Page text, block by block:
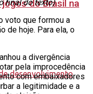
do Brasil na
final do texto)
voto que formou a
de hoje. Para ela, o
a divergência
pela improcedência
com embaixadores
a legitimidade e a